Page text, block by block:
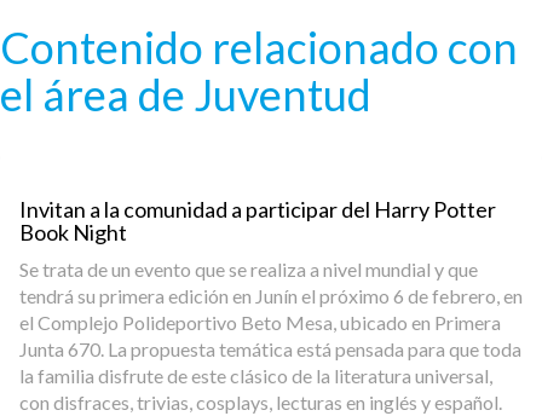
Contenido relacionado con
el área de Juventud
Invitan a la comunidad a participar del Harry Potter
Book Night
Se trata de un evento que se realiza a nivel mundial y que
tendrá su primera edición en Junín el próximo 6 de febrero, en
el Complejo Polideportivo Beto Mesa, ubicado en Primera
Junta 670. La propuesta temática está pensada para que toda
la familia disfrute de este clásico de la literatura universal,
con disfraces, trivias, cosplays, lecturas en inglés y español.